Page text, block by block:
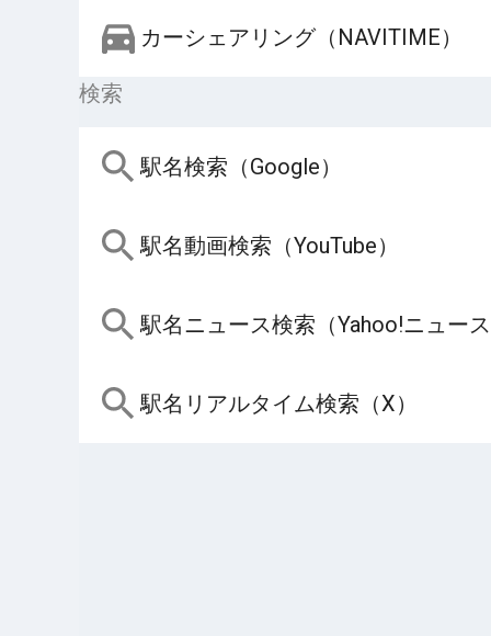
カーシェアリング（NAVITIME）
検索
駅名検索（Google）
駅名動画検索（YouTube）
駅名ニュース検索（Yahoo!ニュー
駅名リアルタイム検索（X）